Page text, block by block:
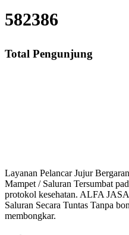
582386
Total Pengunjung
Layanan Pelancar Jujur
Mampet / Saluran Tersumbat
protokol kesehatan. ALFA
Saluran Secara Tuntas Tanpa
membongkar.